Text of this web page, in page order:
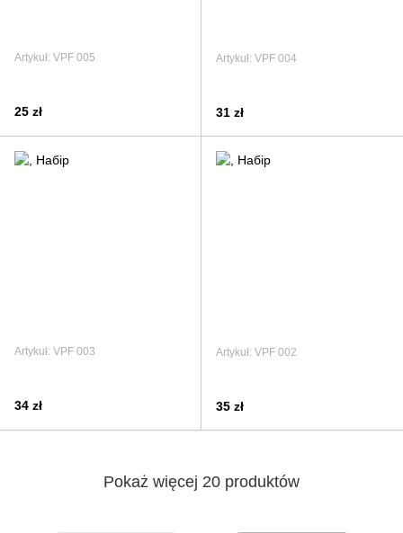
Artykuł: VPF 005
25 zł
Artykuł: VPF 004
31 zł
Artykuł: VPF 003
34 zł
Artykuł: VPF 002
35 zł
Pokaż więcej 20 produktów